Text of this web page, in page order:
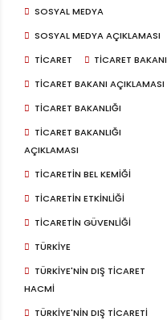
SOSYAL MEDYA
SOSYAL MEDYA AÇIKLAMASI
TICARET
TICARET BAKANI
TICARET BAKANI AÇIKLAMASI
TICARET BAKANLIĞI
TICARET BAKANLIĞI
AÇIKLAMASI
TICARETIN BEL KEMIĞI
TICARETIN ETKINLIĞI
TICARETIN GÜVENLIĞI
TÜRKIYE
TÜRKIYE'NIN DIŞ TICARET
HACMI
TÜRKIYE'NIN DIŞ TICARETI